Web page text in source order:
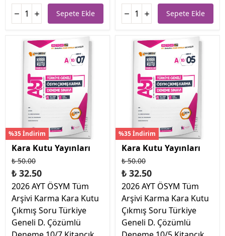
Sepete Ekle Sepete Ekle
%35 İndirim
Kara Kutu Yayınları
₺ 50.00
₺ 32.50
2026 AYT ÖSYM Tüm
Arşivi Karma Kara Kutu
Çıkmış Soru Türkiye
Geneli D. Çözümlü
%35 İndirim
Kara Kutu Yayınları
₺ 50.00
₺ 32.50
2026 AYT ÖSYM Tüm
Arşivi Karma Kara Kutu
Çıkmış Soru Türkiye
Geneli D. Çözümlü